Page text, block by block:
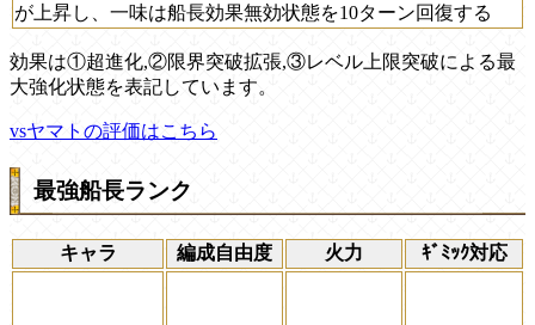
が上昇し、一味は船長効果無効状態を10ターン回復する
効果は①超進化,②限界突破拡張,③レベル上限突破による最
大強化状態を表記しています。
vsヤマトの評価はこちら
最強船長ランク
キャラ 編成自由度 火力 ｷﾞﾐｯｸ対応